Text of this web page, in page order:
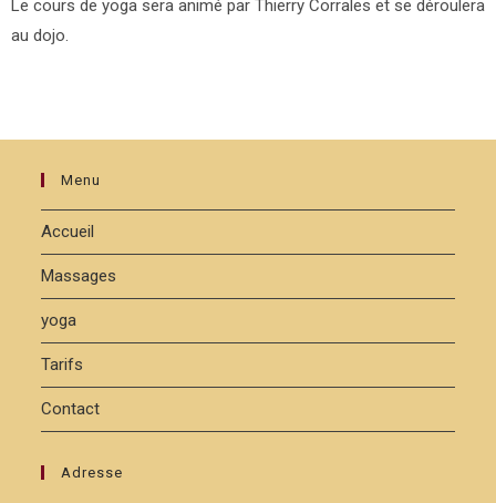
Le cours de yoga sera animé par Thierry Corrales et se déroulera
au dojo.
Menu
Accueil
Massages
yoga
Tarifs
Contact
Adresse